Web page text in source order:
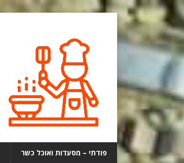
פודתי – מסעדות ואוכל כשר